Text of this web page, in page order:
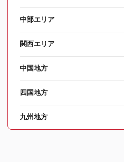
中部エリア
関西エリア
中国地方
四国地方
九州地方